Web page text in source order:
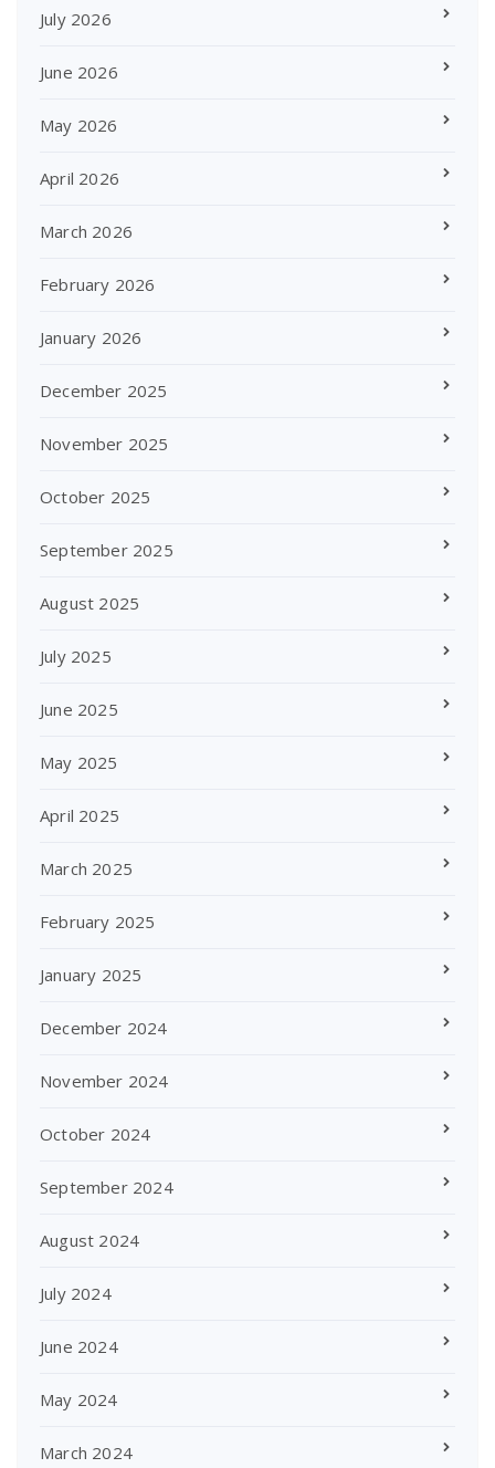
July 2026
June 2026
May 2026
April 2026
March 2026
February 2026
January 2026
December 2025
November 2025
October 2025
September 2025
August 2025
July 2025
June 2025
May 2025
April 2025
March 2025
February 2025
January 2025
December 2024
November 2024
October 2024
September 2024
August 2024
July 2024
June 2024
May 2024
March 2024